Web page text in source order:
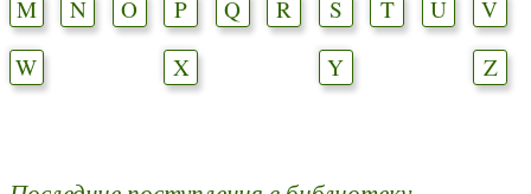
M
N O P Q R S T U
V
W
X Y Z